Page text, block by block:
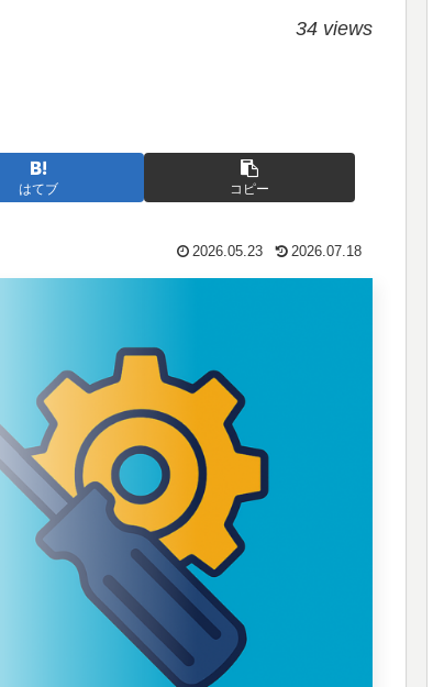
34 views
はてブ コピー
2026.05.23 2026.07.18